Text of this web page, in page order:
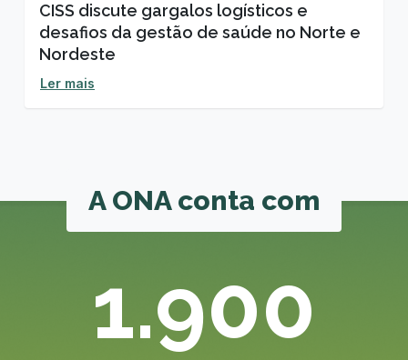
CISS discute gargalos logísticos e
desafios da gestão de saúde no Norte e
Nordeste
Ler mais
A ONA conta com
1.900